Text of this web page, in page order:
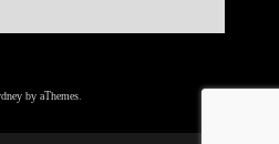
by aThemes.